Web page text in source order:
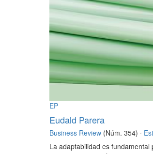
EP
Eudald Parera
Business Review (Núm. 354) ·
La adaptabilidad es